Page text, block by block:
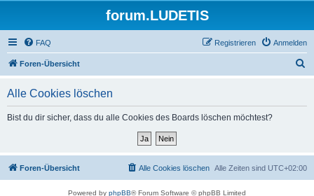
forum.LUDETIS
FAQ Anmelden
Registrieren
Foren-Übersicht
Alle Cookies löschen
Bist du dir sicher, dass du alle Cookies des Boards löschen möchtest?
Foren-Übersicht Alle Zeiten sind UTC+02:00
Alle Cookies löschen
Powered by phpBB® Forum Software © phpBB Limited